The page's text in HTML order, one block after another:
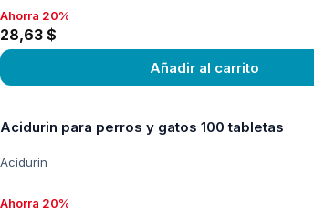
Ahorra 20%, 28,63 $
Ahorra 20%
28,63 $
Añadir al carrito
Acidurin para perros y gatos 100 tabletas
Acidurin
Ahorra 20%, 25,32 $
Ahorra 20%